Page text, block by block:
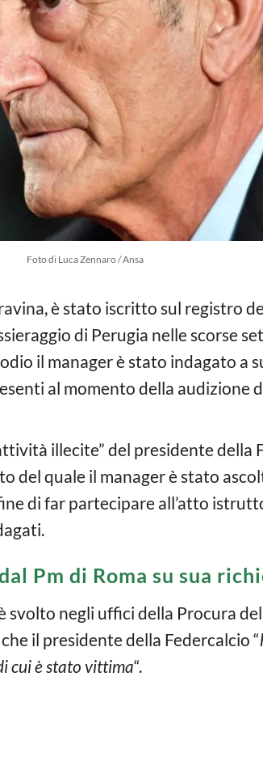
Foto di Luca Zennaro / Ansa
è stato iscritto sul registro
di Perugia nelle scorse
il manager è stato indagato a
al momento della audizione
illecite” del presidente della
del quale il manager è stato
di far partecipare all’atto
Pm di Roma su sua
svolto negli uffici della Procura
il presidente della Federcalcio “
cui è stato vittima“.